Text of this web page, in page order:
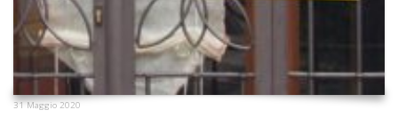
31 Maggio 2020